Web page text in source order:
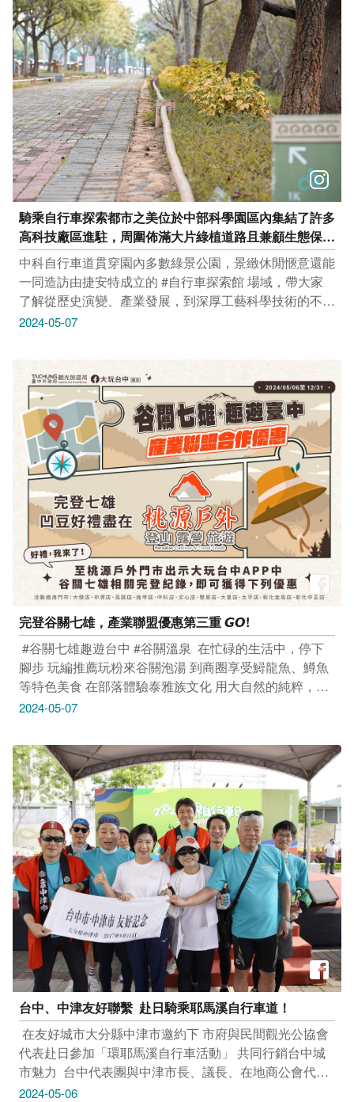
5/12(日) 12:00-20:00 迪卡儂北屯店 (臺中市北屯區中清路
二段1075號) 活動連結：https://reurl.cc/dnXkgy -------------
------------------- 市集｜啃泡市集 母親節 Luv U 300000000
5/11(六)–5/12(日) 14:00-20:00 金典綠園道 (臺中市西區
健行路1049號) 活動連結：https://reurl.cc/70eQqD ---------
----------------------- 市集｜小旅市集 5/11(六)—5/12(日)
11:00－20:00 臺中驛鐵道文化園區 (臺中市中區台灣大道
一段1號) 活動連結：https://www.tcrp.com.tw/activity/59
騎乘自行車探索都市之美位於中部科學園區內集結了許多
高科技廠區進駐，周圍佈滿大片綠植道路且兼顧生態保
育。
中科自行車道貫穿園內多數綠景公園，景緻休閒愜意還能
一同造訪由捷安特成立的 #自行車探索館 場域，帶大家
了解從歷史演變、產業發展，到深厚工藝科學技術的不凡
魅力 ‌ 中科自行車道 地址：臺中市西屯區環中路三段 自行
平方商場 地址：臺中市西屯區國安一路168號 ‌ 只要
Tag@taichungtravels 就有機會讓你的美照在大玩台中
FB、IG、微博及臺中觀光旅遊網上曝光喔！ ​
#taichungtravels #travel #scenery #Landscape #taiwan
#taichung #discovertaichung #여행 #풍경 #観光 #旅行 #
風景 #台中 #大玩台中 #台中景點 #打卡景點 #台中風景 #
台中旅遊 #台中自行車道 #中科 #中科自行車道 #自行車
文化探索館 #米平方商場
2024-05-07
完登谷關七雄，產業聯盟優惠第三重 𝙂𝙊!
​ #谷關七雄趣遊台中 #谷關溫泉 ​ 在忙碌的生活中，停下
腳步 玩編推薦玩粉來谷關泡湯 到商圈享受鱘龍魚、鱒魚
等特色美食 在部落體驗泰雅族文化 用大自然的純粹，讓
你卸下平日的倦憊 ​ 凹豆大小事，就交給 @桃源戶外-
營、旅遊一應俱全 一起成為專業又安全的登山咖吧！！
#山永遠都在 ​ #安全上山平安下山最重要 ​ 2024產業聯盟
合作優惠 5/6(一)起至12/31(二)止 至桃源戶外指定門市 憑
大玩台中APP中谷關七雄頁面完登紀錄 即可兌換下列完
登好禮 ​ 【5/6~7/31】 完登任一雄 來店消費不限金額，可
以499元加購防水圓盤帽一頂 ​ 【5/6~12/31】 完登任一雄
來店消費滿500元，可獲得百變頭巾一條 完登任三雄 可
獲得商品優惠折價券一張 完登一輪 來店兌換谷關七雄一
輪蝴蝶徽章可獲得圓領排汗T恤一件 ​ 注意事項 1、桃源戶
外兌換門市：大墩店、中清店、長圓店、逢甲店、中科
店、文心店、豐原店、大里店、太平店、彰化金馬店、彰
化中正店 2、贈品花色依門市現貨為主，數量有限換完為
止 3、山區氣候多變化，上山前請先查詢天氣狀況及交通
路況，預先規劃行程，並做好相關準備，才能玩得盡興又
安全 ​ 活動詳情請見 https://travel.taichung.gov.tw/zh-
tw/event/activitydetail/8831
2024-05-07
台中、中津友好聯繫 ​ 赴日騎乘耶馬溪自行車道！ ‍
​ 在友好城市大分縣中津市邀約下 市府與民間觀光公協會
代表赴日參加「環耶馬溪自行車活動」 共同行銷台中城
市魅力 ​ 台中代表團與中津市長、議長、在地商公會代表
交流⛩ 熱情參與自行車騎乘及探訪中津市觀光特色 攜手
2024-05-06